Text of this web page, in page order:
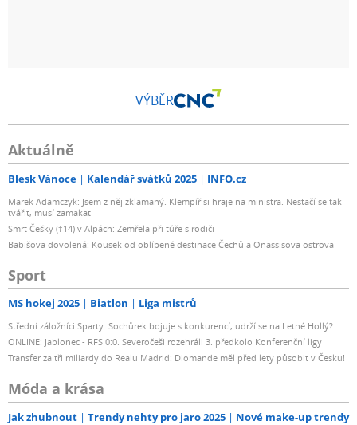
VÝBĚR
Aktuálně
Blesk Vánoce Kalendář svátků 2025 INFO.cz
Marek Adamczyk: Jsem z něj zklamaný. Klempíř si hraje na ministra. Nestačí se tak
tvářit, musí zamakat
Smrt Češky (†14) v Alpách: Zemřela při túře s rodiči
Babišova dovolená: Kousek od oblíbené destinace Čechů a Onassisova ostrova
Sport
MS hokej 2025 Biatlon Liga mistrů
Střední záložníci Sparty: Sochůrek bojuje s konkurencí, udrží se na Letné Hollý?
ONLINE: Jablonec - RFS 0:0. Severočeši rozehráli 3. předkolo Konferenční ligy
Transfer za tři miliardy do Realu Madrid: Diomande měl před lety působit v Česku!
Móda a krása
Jak zhubnout Trendy nehty pro jaro 2025 Nové make-up trendy